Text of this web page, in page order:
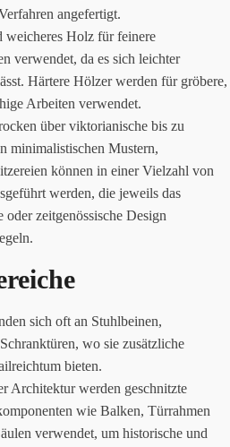
angefertigt.
weicheres Holz für feinere
verwendet, da es sich leichter
Härtere Hölzer werden für gröbere,
Arbeiten verwendet.
über viktorianische bis zu
minimalistischen Mustern,
können in einer Vielzahl von
werden, die jeweils das
oder zeitgenössische Design
sich oft an Stuhlbeinen,
wo sie zusätzliche
bieten.
Architektur werden geschnitzte
wie Balken, Türrahmen
verwendet, um historische und